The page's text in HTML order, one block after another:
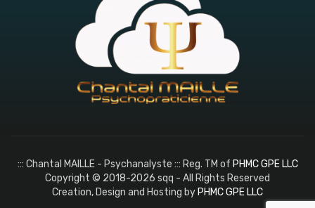
::: Chantal MAILLE - Psychanalyste ::: Reg. TM of PHMC GPE LLC
Copyright © 2018-2026 sqq - All Rights Reserved
Creation, Design and Hosting byPHMC GPE LLC